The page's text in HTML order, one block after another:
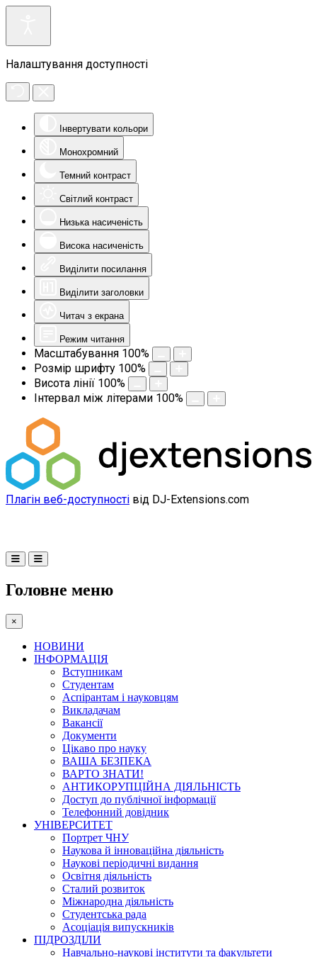
Налаштування доступності
Інвертувати кольори
Монохромний
Темний контраст
Світлий контраст
Низька насиченість
Висока насиченість
Виділити посилання
Виділити заголовки
Читач з екрана
Режим читання
Масштабування 100%
Розмір шрифту 100%
Висота лінії 100%
Інтервал між літерами 100%
Плагін веб-доступності від DJ-Extensions.com
Головне меню
×
НОВИНИ
ІНФОРМАЦІЯ
Вступникам
Студентам
Аспірантам і науковцям
Викладачам
Вакансії
Документи
Цікаво про науку
ВАША БЕЗПЕКА
ВАРТО ЗНАТИ!
АНТИКОРУПЦІЙНА ДІЯЛЬНІСТЬ
Доступ до публічної інформації
Телефонний довідник
УНІВЕРСИТЕТ
Портрет ЧНУ
Наукова й інноваційна діяльність
Наукові періодичні видання
Освітня діяльність
Сталий розвиток
Міжнародна діяльність
Студентська рада
Асоціація випускників
ПІДРОЗДІЛИ
Навчально-наукові інститути та факультети